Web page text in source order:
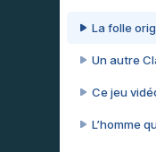
La folle
Un autre
Ce jeu
L’homme